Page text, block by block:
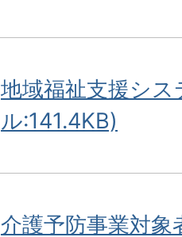
地域福祉支援シ
ル:141.4KB)
介護予防事業対